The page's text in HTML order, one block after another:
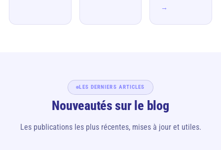
→
LES DERNIERS ARTICLES
Nouveautés sur le blog
Les publications les plus récentes, mises à jour et utiles.